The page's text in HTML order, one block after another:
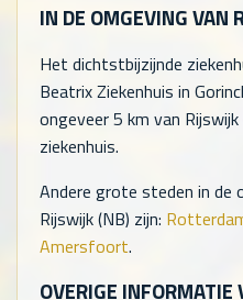
IN DE OMGEVING VAN
Het dichtstbijzijnde
Beatrix Ziekenhuis in
ongeveer 5 km van
ziekenhuis.
Andere grote steden in de
Rijswijk (NB) zijn:
Amersfoort.
OVERIGE INFORMATIE